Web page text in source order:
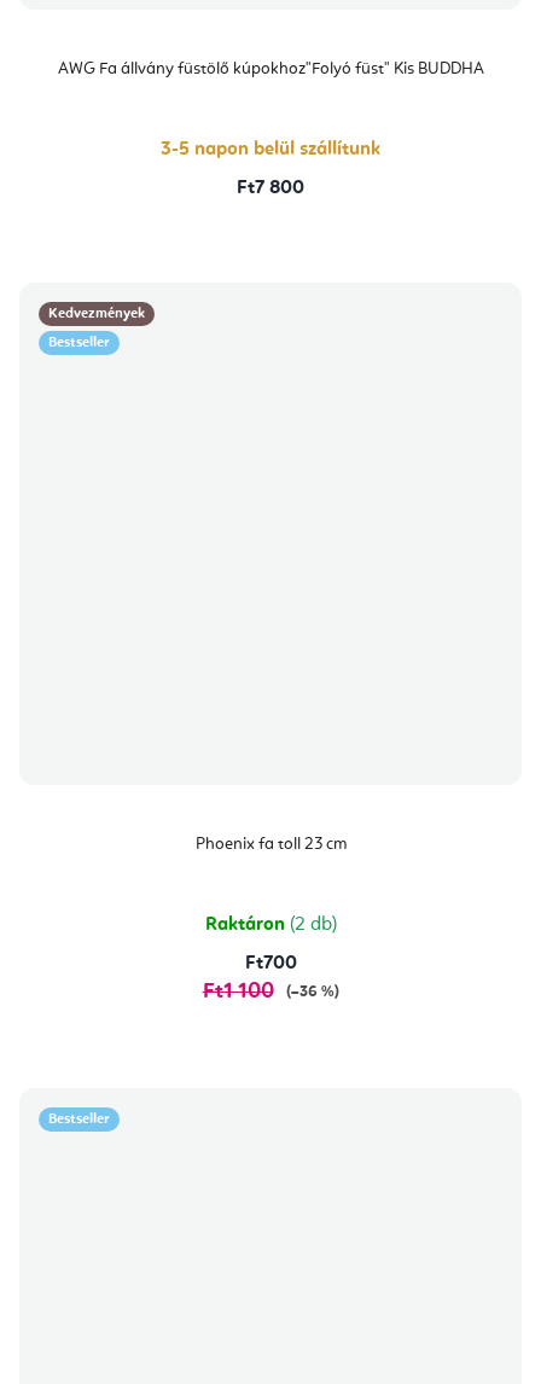
AWG Fa állvány füstölő kúpokhoz"Folyó füst" Kis BUDDHA
3-5 napon belül szállítunk
Ft7 800
Kedvezmények
Bestseller
Phoenix fa toll 23 cm
Raktáron (2 db)
Ft700
Ft1 100 (–36 %)
Bestseller